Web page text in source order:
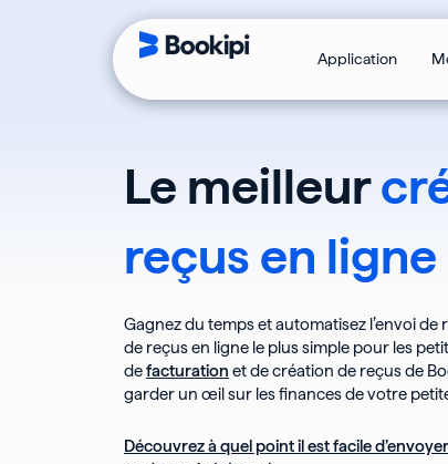
Application
Le meilleur
reçus en ligne
Gagnez du temps et automatisez l’envoi
de reçus en ligne le plus simple pour les
defacturation et de création de reçus de
garder un œil sur les finances de votre
Découvrez à quel point il est facile